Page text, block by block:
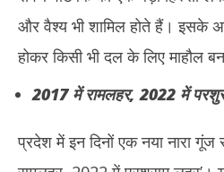
और वैश्य भी शामिल होते हैं। इसके
होकर किसी भी दल के लिए माहौल
2017 में रामलहर, 2022 में
प्रदेश में इन दिनों एक नया नारा गूंज